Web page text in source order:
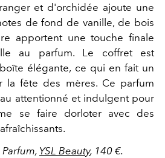
et d'orchidée ajoute une
de fond de vanille, de bois
apportent une touche finale
au parfum. Le coffret est
élégante, ce qui en fait un
la fête des mères. Ce parfum
attentionné et indulgent pour
se faire dorloter avec des
YSL Beauty, 140 €.